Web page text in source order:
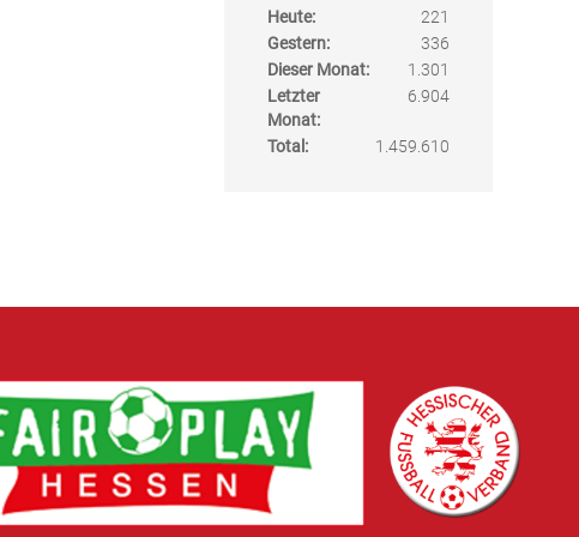
Heute:
221
Gestern:
336
Dieser Monat:
1.301
Letzter
Monat:
6.904
Total: 1.459.610